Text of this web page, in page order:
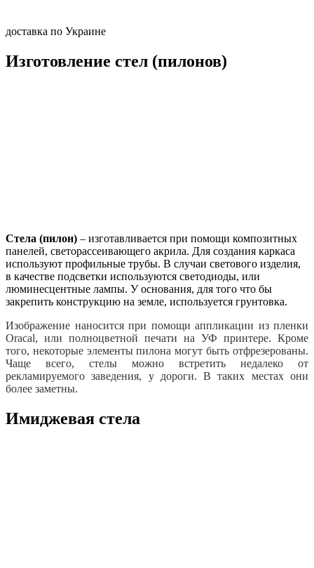
доставка по Украине
Изготовление стел (пилонов)
Стела (пилон) – изготавливается при помощи композитных
панелей, светорассеивающего акрила. Для создания каркаса
используют профильные трубы. В случаи светового изделия,
в качестве подсветки используются светодиоды, или
люминесцентные лампы. У основания, для того что бы
закрепить конструкцию на земле, используется грунтовка.
Изображение наносится при помощи аппликации из пленки
Oracal, или полноцветной печати на УФ принтере. Кроме
того, некоторые элементы пилона могут быть отфрезерованы.
Чаще всего, стелы можно встретить недалеко от
рекламируемого заведения, у дороги. В таких местах они
более заметны.
Имиджевая стела